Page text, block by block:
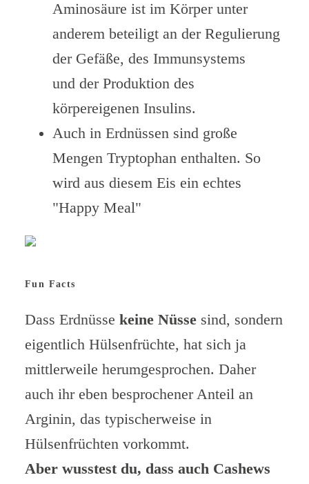
Aminosäure ist im Körper unter
anderem beteiligt an der Regulierung
der Gefäße, des Immunsystems
und der Produktion des
körpereigenen Insulins.
Auch in Erdnüssen sind große
Mengen Tryptophan enthalten. So
wird aus diesem Eis ein echtes
"Happy Meal"
Fun Facts
Dass Erdnüsse keine Nüssesind, sondern
eigentlich Hülsenfrüchte, hat sich ja
mittlerweile herumgesprochen. Daher
auch ihr eben besprochener Anteil an
Arginin, das typischerweise in
Hülsenfrüchten vorkommt.
Aber wusstest du, dass auch Cashews